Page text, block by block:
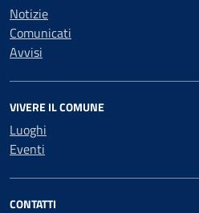
Notizie
Comunicati
Avvisi
VIVERE IL COMUNE
Luoghi
Eventi
CONTATTI